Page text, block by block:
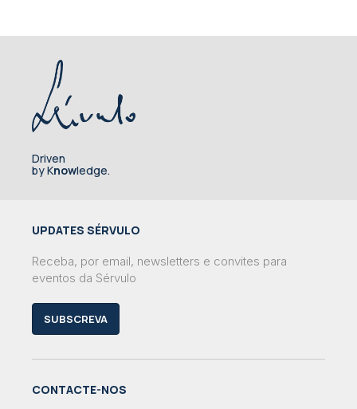
Driven
by Knowledge.
UPDATES SÉRVULO
Receba, por email, newsletters e convites para
eventos da Sérvulo
SUBSCREVA
CONTACTE-NOS